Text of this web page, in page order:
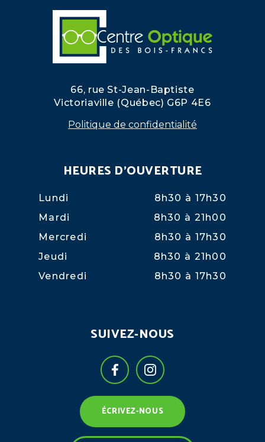
66, rue St-Jean-Baptiste
Victoriaville (Québec) G6P 4E6
Politique de confidentialité
HEURES D'OUVERTURE
Lundi
8h30 à 17h30
Mardi
8h30 à 21h00
Mercredi
8h30 à 17h30
Jeudi
8h30 à 21h00
Vendredi
8h30 à 17h30
SUIVEZ-NOUS
ÉCRIVEZ-NOUS